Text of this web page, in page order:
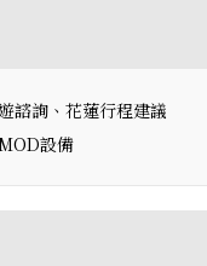
諮詢、花蓮行程建議
設備